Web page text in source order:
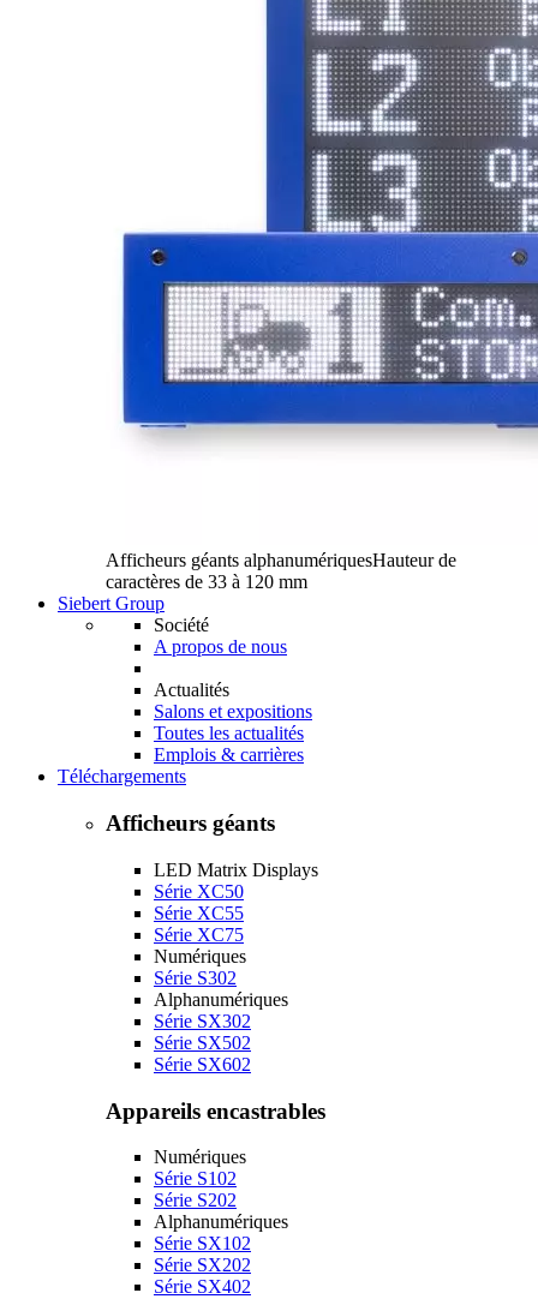
Afficheurs géants alphanumériquesHauteur de
caractères de 33 à 120 mm
Siebert Group
Société
A propos de nous
Actualités
Salons et expositions
Toutes les actualités
Emplois & carrières
Téléchargements
Afficheurs géants
LED Matrix Displays
Série XC50
Série XC55
Série XC75
Numériques
Série S302
Alphanumériques
Série SX302
Série SX502
Série SX602
Appareils encastrables
Numériques
Série S102
Série S202
Alphanumériques
Série SX102
Série SX202
Série SX402